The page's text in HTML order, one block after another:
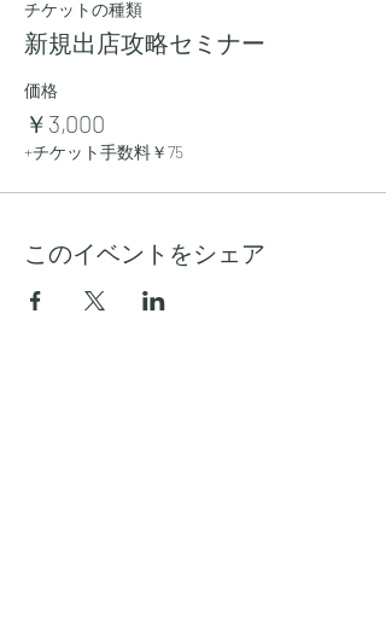
チケットの種類
新規出店攻略セミナー
価格
￥3,000
+チケット手数料￥75
このイベントをシェア